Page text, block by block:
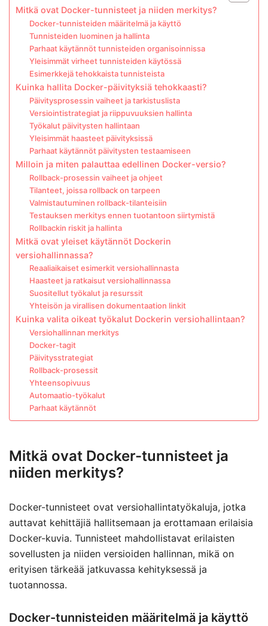
Mitkä ovat Docker-tunnisteet ja niiden merkitys?
Docker-tunnisteiden määritelmä ja käyttö
Tunnisteiden luominen ja hallinta
Parhaat käytännöt tunnisteiden organisoinnissa
Yleisimmät virheet tunnisteiden käytössä
Esimerkkejä tehokkaista tunnisteista
Kuinka hallita Docker-päivityksiä tehokkaasti?
Päivitysprosessin vaiheet ja tarkistuslista
Versiointistrategiat ja riippuvuuksien hallinta
Työkalut päivitysten hallintaan
Yleisimmät haasteet päivityksissä
Parhaat käytännöt päivitysten testaamiseen
Milloin ja miten palauttaa edellinen Docker-versio?
Rollback-prosessin vaiheet ja ohjeet
Tilanteet, joissa rollback on tarpeen
Valmistautuminen rollback-tilanteisiin
Testauksen merkitys ennen tuotantoon siirtymistä
Rollbackin riskit ja hallinta
Mitkä ovat yleiset käytännöt Dockerin
versiohallinnassa?
Reaaliaikaiset esimerkit versiohallinnasta
Haasteet ja ratkaisut versiohallinnassa
Suositellut työkalut ja resurssit
Yhteisön ja virallisen dokumentaation linkit
Kuinka valita oikeat työkalut Dockerin versiohallintaan?
Versiohallinnan merkitys
Docker-tagit
Päivitysstrategiat
Rollback-prosessit
Yhteensopivuus
Automaatio-työkalut
Parhaat käytännöt
Mitkä ovat Docker-tunnisteet ja
niiden merkitys?
Docker-tunnisteet ovat versiohallintatyökaluja, jotka
auttavat kehittäjiä hallitsemaan ja erottamaan erilaisia
Docker-kuvia. Tunnisteet mahdollistavat erilaisten
sovellusten ja niiden versioiden hallinnan, mikä on
erityisen tärkeää jatkuvassa kehityksessä ja
tuotannossa.
Docker-tunnisteiden määritelmä ja käyttö